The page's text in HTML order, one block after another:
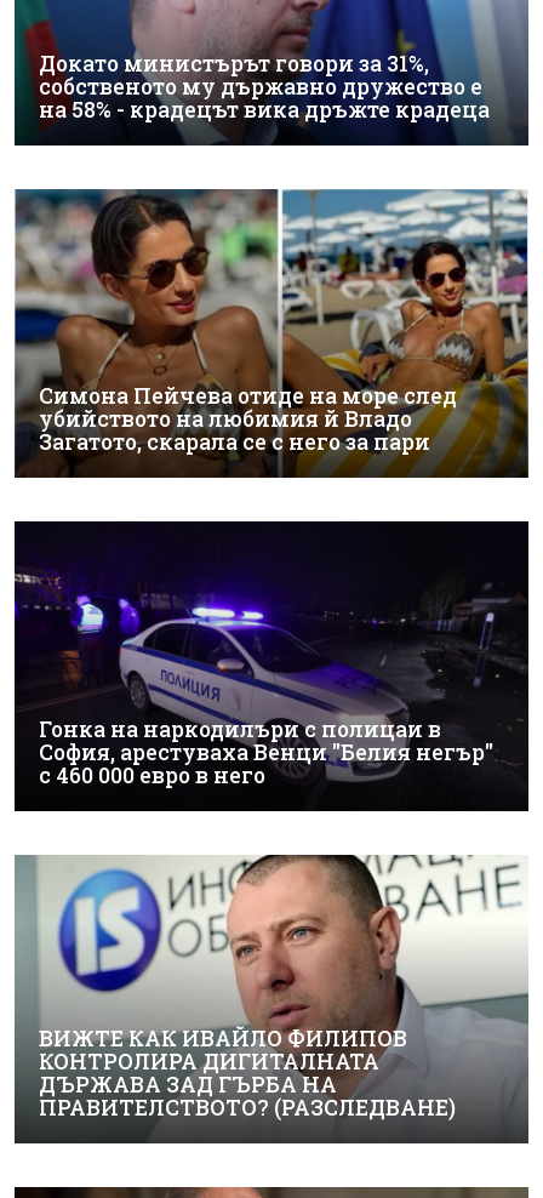
Докато министърът говори за 31%,
собственото му държавно дружество е
на 58% - крадецът вика дръжте крадеца
Симона Пейчева отиде на море след
убийството на любимия й Владо
Загатото, скарала се с него за пари
Гонка на наркодилъри с полицаи в
София, арестуваха Венци "Белия негър"
с 460 000 евро в него
ВИЖТЕ КАК ИВАЙЛО ФИЛИПОВ
КОНТРОЛИРА ДИГИТАЛНАТА
ДЪРЖАВА ЗАД ГЪРБА НА
ПРАВИТЕЛСТВОТО? (РАЗСЛЕДВАНЕ)